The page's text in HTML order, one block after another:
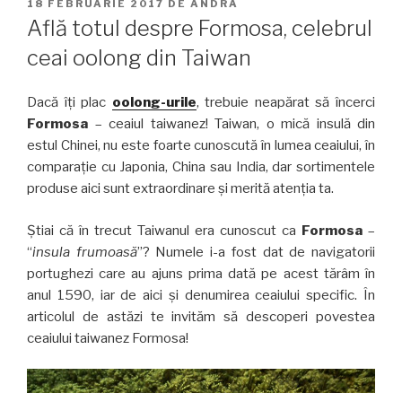
PE
18 FEBRUARIE 2017 DE ANDRA
Află totul despre Formosa, celebrul
ceai oolong din Taiwan
Dacă îți plac oolong-urile, trebuie neapărat să încerci
Formosa – ceaiul taiwanez! Taiwan, o mică insulă din
estul Chinei, nu este foarte cunoscută în lumea ceaiului, în
comparație cu Japonia, China sau India, dar sortimentele
produse aici sunt extraordinare și merită atenția ta.
Știai că în trecut Taiwanul era cunoscut ca Formosa –
“insula frumoasă”? Numele i-a fost dat de navigatorii
portughezi care au ajuns prima dată pe acest tărâm în
anul 1590, iar de aici și denumirea ceaiului specific. În
articolul de astăzi te invităm să descoperi povestea
ceaiului taiwanez Formosa!